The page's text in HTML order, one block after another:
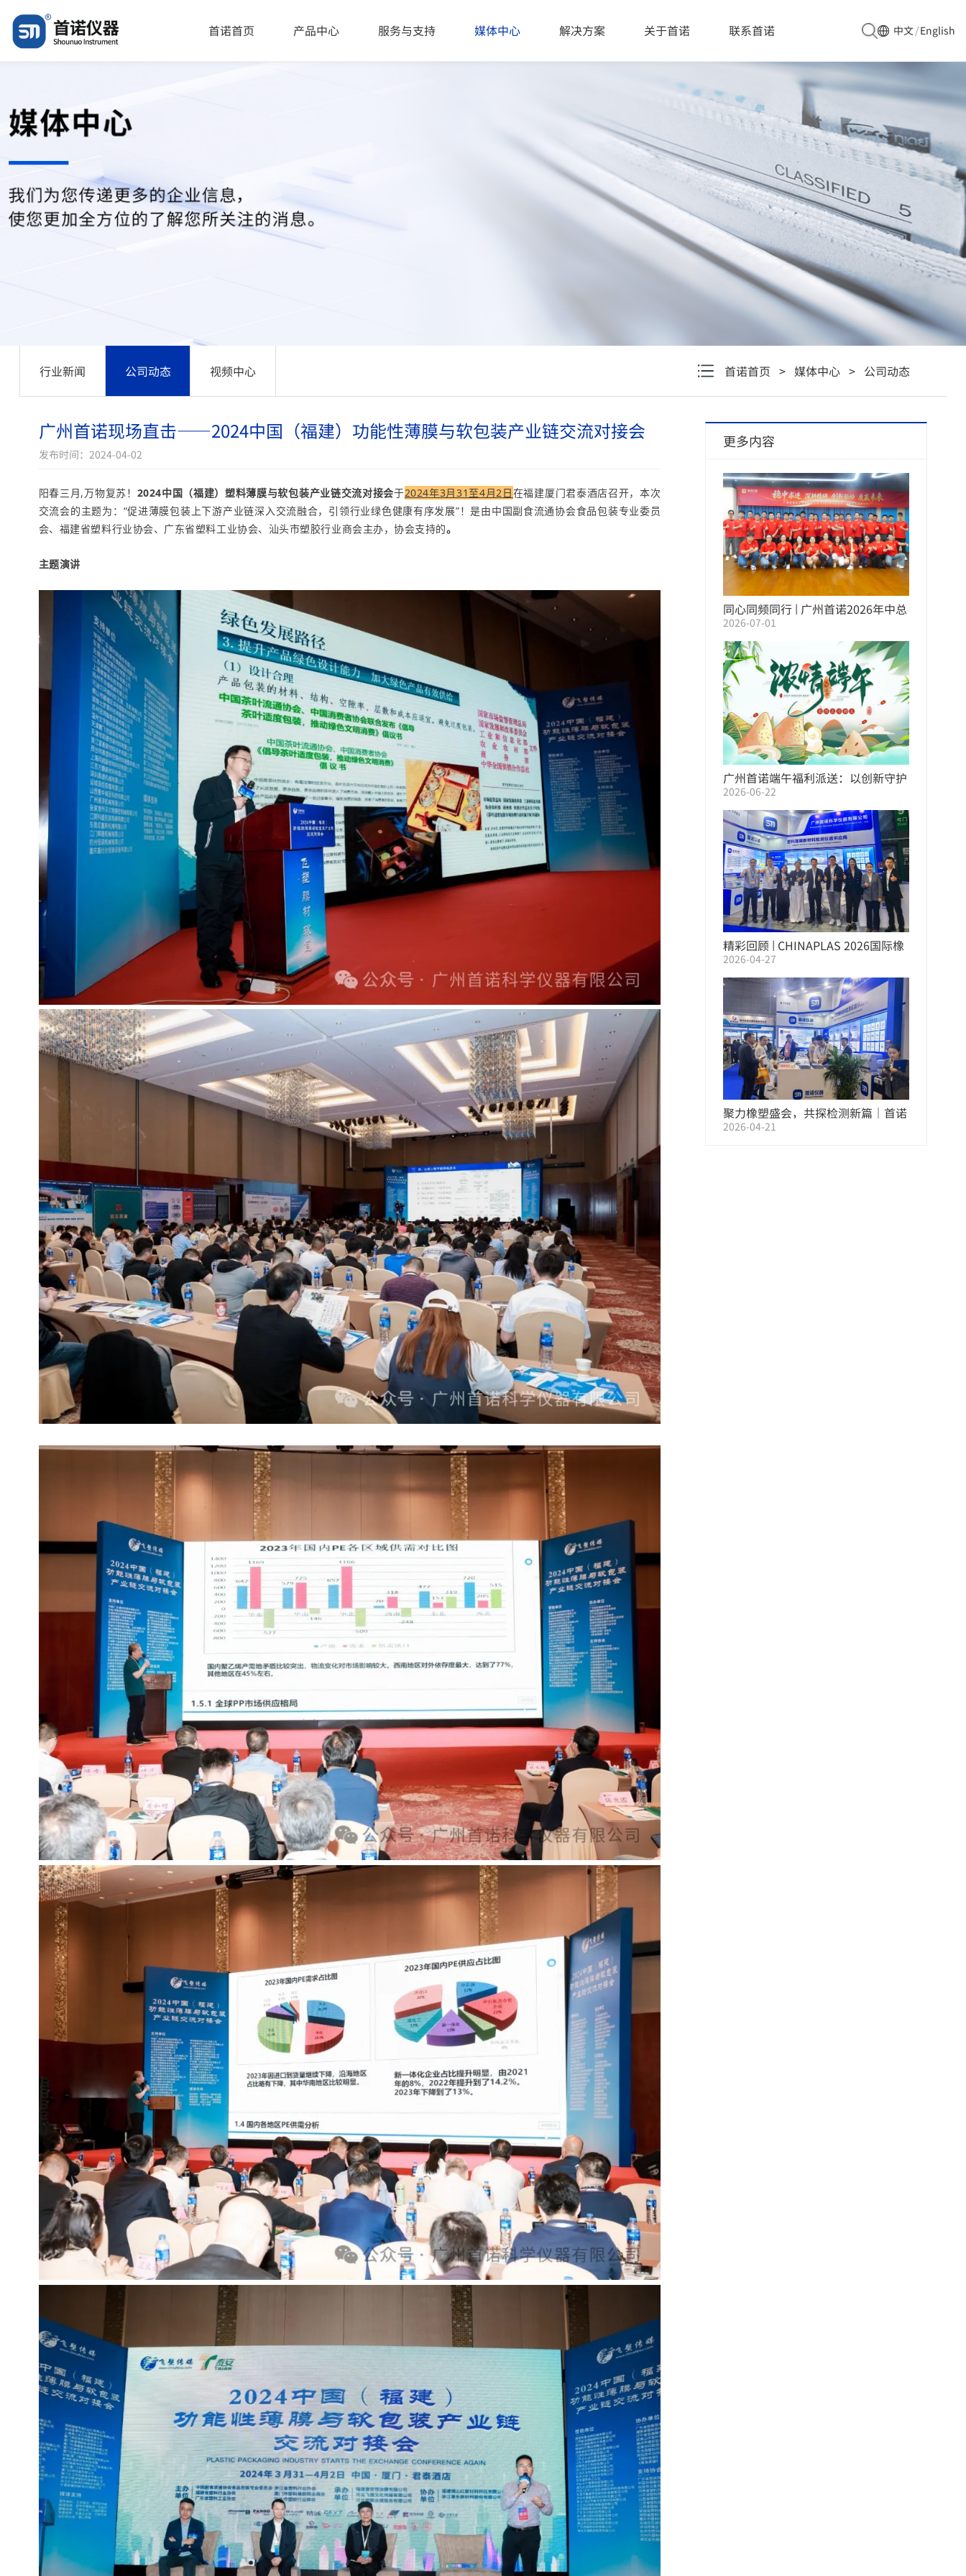
首诺首页 产品中心 服务与支持 媒体中心 解决方案 关于首诺 联系首诺 中文/English
行业新闻 公司动态 视频中心 首诺首页 > 媒体中心> 公司动态
广州首诺现场直击——2024中国（福建）功能性薄膜与软包装产业链交流对接会
发布时间：2024-04-02
阳春三月,万物复苏！ 2024中国（福建）塑料薄膜与软包装产业链交流对接会于2024年3月31至4月2日在福建厦门君泰酒店召开，本次
交流会的主题为：“促进薄膜包装上下游产业链深入交流融合，引领行业绿色健康有序发展”！是由中国副食流通协会食品包装专业委员
会、福建省塑料行业协会、广东省塑料工业协会、汕头市塑胶行业商会主办，协会支持的。
主题演讲
更多内容
同心同频同行 | 广州首诺2026年中总
结暨下半年战略大会圆满举行
2026-07-01
广州首诺端午福利派送：以创新守护
品质，用关怀温暖员工
2026-06-22
精彩回顾 | CHINAPLAS 2026国际橡
塑展圆满收官，首诺仪器以专业赋能
行业新发展
2026-04-27
聚力橡塑盛会，共探检测新篇｜首诺
仪器亮相 2026 上海国际橡塑展
2026-04-21